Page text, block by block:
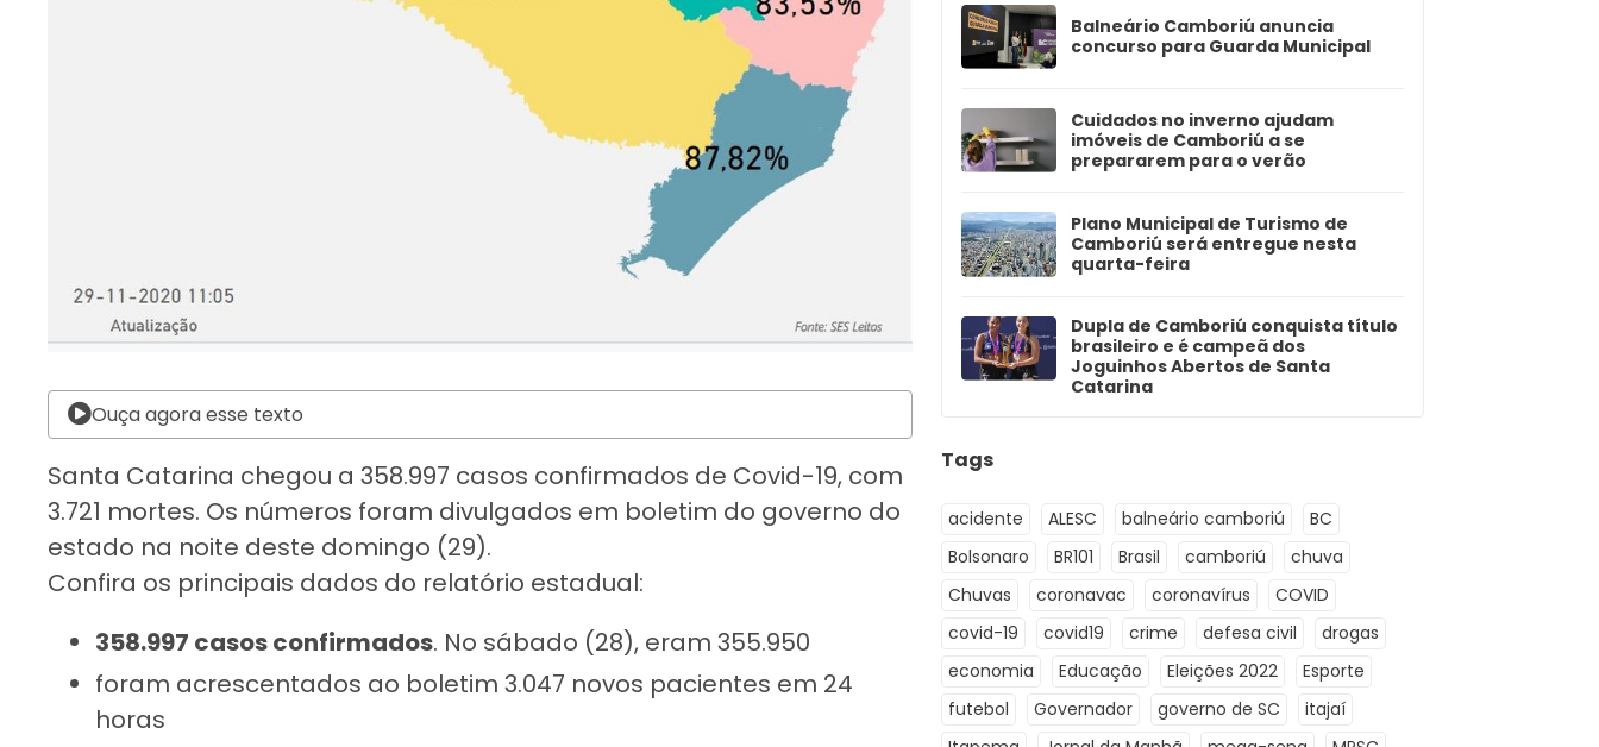
Ouça agora esse texto
Santa Catarina chegou a 358.997 casos confirmados de Covid-19, com
3.721 mortes. Os números foram divulgados em boletim do governo do
estado na noite deste domingo (29).
Confira os principais dados do relatório estadual:
358.997 casos confirmados. No sábado (28), eram 355.950
foram acrescentados ao boletim 3.047 novos pacientes em 24
horas
Balneário Camboriú anuncia
concurso para Guarda Municipal
Cuidados no inverno ajudam
imóveis de Camboriú a se
prepararem para o verão
Plano Municipal de Turismo de
Camboriú será entregue nesta
quarta-feira
Dupla de Camboriú conquista título
brasileiro e é campeã dos
Joguinhos Abertos de Santa
Catarina
Tags
acidente ALESC balneário camboriú
BC
Bolsonaro
BR101 Brasil camboriú
chuva
Chuvas
coronavac coronavírus
COVID
covid-19
covid19 crime defesa civil
drogas
economia
Educação Eleições 2022
Esporte
futebol
Governador governo de SC
itajaí